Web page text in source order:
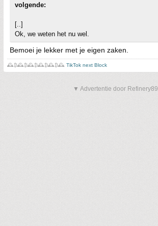
volgende:
[..]
Ok, we weten het nu wel.
Bemoei je lekker met je eigen zaken.
🕰️₿🕰️₿🕰️₿🕰️₿🕰️₿🕰️ TikTok next Block
▼ Advertentie door Refinery89